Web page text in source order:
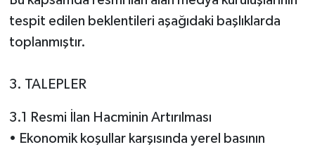
tespit edilen beklentileri aşağıdaki başlıklarda
toplanmıştır.
3. TALEPLER
3.1 Resmi İlan Hacminin Artırılması
• Ekonomik koşullar karşısında yerel basının